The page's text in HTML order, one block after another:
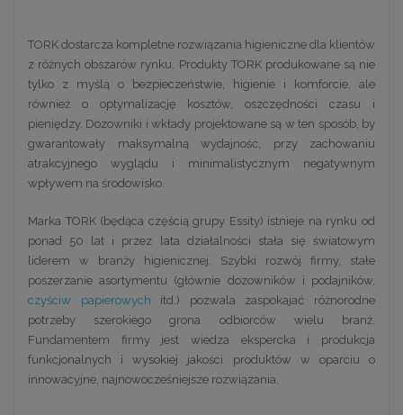
TORK dostarcza kompletne rozwiązania higieniczne dla klientów
z różnych obszarów rynku. Produkty TORK produkowane są nie
tylko z myślą o bezpieczeństwie, higienie i komforcie, ale
również o optymalizację kosztów, oszczędności czasu i
pieniędzy. Dozowniki i wkłady projektowane są w ten sposób, by
gwarantowały maksymalną wydajność, przy zachowaniu
atrakcyjnego wyglądu i minimalistycznym negatywnym
wpływem na środowisko.
Marka TORK (będąca częścią grupy Essity) istnieje na rynku od
ponad 50 lat i przez lata działalności stała się światowym
liderem w branży higienicznej. Szybki rozwój firmy, stałe
poszerzanie asortymentu (głównie dozowników i podajników,
czyściw papierowych itd.) pozwala zaspokajać różnorodne
potrzeby szerokiego grona odbiorców wielu branż.
Fundamentem firmy jest wiedza ekspercka i produkcja
funkcjonalnych i wysokiej jakości produktów w oparciu o
innowacyjne, najnowocześniejsze rozwiązania.